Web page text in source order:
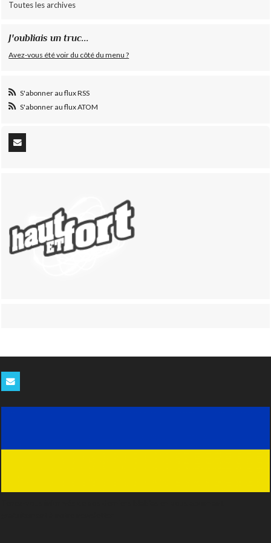
Toutes les archives
J'oubliais un truc...
Avez-vous été voir du côté du menu ?
S'abonner au flux RSS
S'abonner au flux ATOM